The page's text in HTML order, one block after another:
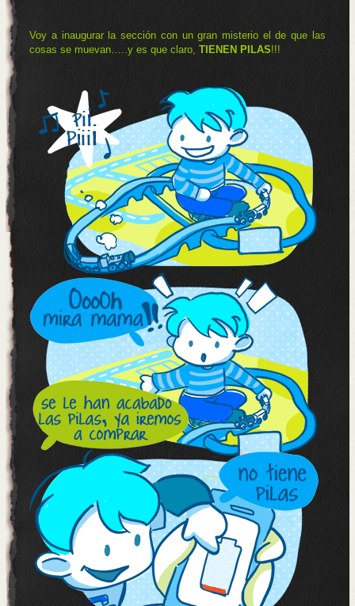
Voy a inaugurar la sección con un gran misterio el de que las
cosas se muevan…..y es que claro,TIENEN PILAS!!!